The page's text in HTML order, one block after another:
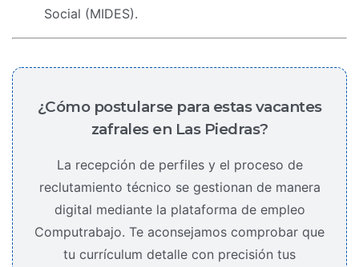
Social (MIDES).
¿Cómo postularse para estas vacantes
zafrales en Las Piedras?
La recepción de perfiles y el proceso de
reclutamiento técnico se gestionan de manera
digital mediante la plataforma de empleo
Computrabajo. Te aconsejamos comprobar que
tu currículum detalle con precisión tus